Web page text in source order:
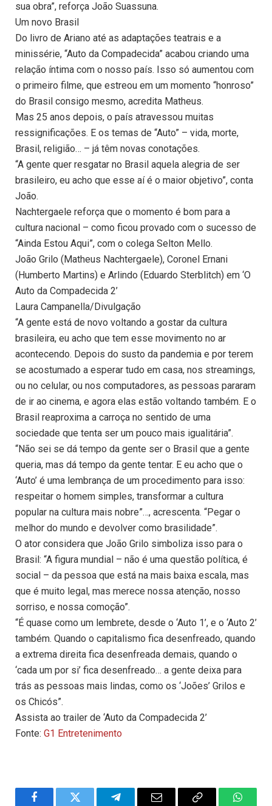
sua obra”, reforça João Suassuna.
Um novo Brasil
Do livro de Ariano até as adaptações teatrais e a
minissérie, “Auto da Compadecida” acabou criando uma
relação íntima com o nosso país. Isso só aumentou com
o primeiro filme, que estreou em um momento “honroso”
do Brasil consigo mesmo, acredita Matheus.
Mas 25 anos depois, o país atravessou muitas
ressignificações. E os temas de “Auto” – vida, morte,
Brasil, religião… – já têm novas conotações.
“A gente quer resgatar no Brasil aquela alegria de ser
brasileiro, eu acho que esse aí é o maior objetivo”, conta
João.
Nachtergaele reforça que o momento é bom para a
cultura nacional – como ficou provado com o sucesso de
“Ainda Estou Aqui”, com o colega Selton Mello.
João Grilo (Matheus Nachtergaele), Coronel Ernani
(Humberto Martins) e Arlindo (Eduardo Sterblitch) em ‘O
Auto da Compadecida 2’
Laura Campanella/Divulgação
“A gente está de novo voltando a gostar da cultura
brasileira, eu acho que tem esse movimento no ar
acontecendo. Depois do susto da pandemia e por terem
se acostumado a esperar tudo em casa, nos streamings,
ou no celular, ou nos computadores, as pessoas pararam
de ir ao cinema, e agora elas estão voltando também. E o
Brasil reaproxima a carroça no sentido de uma
sociedade que tenta ser um pouco mais igualitária”.
“Não sei se dá tempo da gente ser o Brasil que a gente
queria, mas dá tempo da gente tentar. E eu acho que o
‘Auto’ é uma lembrança de um procedimento para isso:
respeitar o homem simples, transformar a cultura
popular na cultura mais nobre”…, acrescenta. “Pegar o
melhor do mundo e devolver como brasilidade”.
O ator considera que João Grilo simboliza isso para o
Brasil: “A figura mundial – não é uma questão política, é
social – da pessoa que está na mais baixa escala, mas
que é muito legal, mas merece nossa atenção, nosso
sorriso, e nossa comoção”.
“É quase como um lembrete, desde o ‘Auto 1’, e o ‘Auto 2’
também. Quando o capitalismo fica desenfreado, quando
a extrema direita fica desenfreada demais, quando o
‘cada um por si’ fica desenfreado… a gente deixa para
trás as pessoas mais lindas, como os ‘Joões’ Grilos e
os Chicós”.
Assista ao trailer de ‘Auto da Compadecida 2’
Fonte: G1 Entretenimento